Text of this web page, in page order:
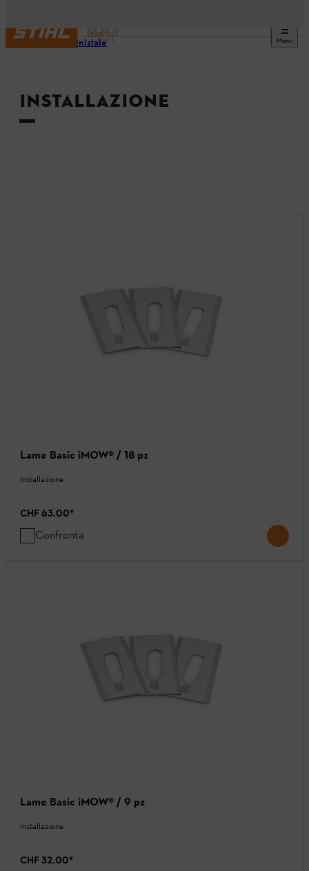
Menu
Pagina iniziale
INSTALLAZIONE
Lame Basic iMOW® / 18 pz
Installazione
CHF 63.00*
Confronta
Lame Basic iMOW® / 9 pz
Installazione
CHF 32.00*